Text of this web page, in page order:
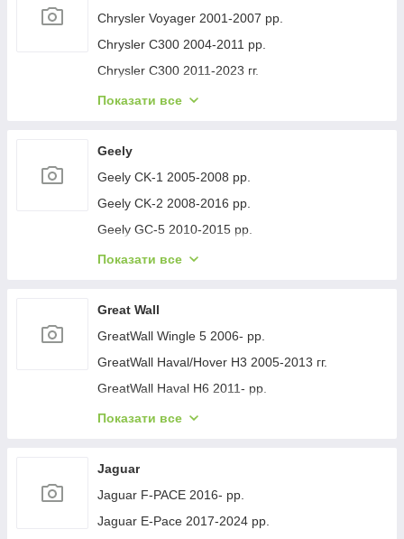
Buick Enclave 2007-2012 рр.
Chrysler Voyager 2001-2007 рр.
Chrysler C300 2004-2011 рр.
Chrysler C300 2011-2023 гг.
Chrysler Voyager 1996-2001 рр.
Chrysler 200 II 2014-2017 рр.
Показати все
Geely
Geely CK-1 2005-2008 рр.
Geely CK-2 2008-2016 рр.
Geely GC-5 2010-2015 рр.
Geely GC-6 2014-2020 рр.
Geely Emgrand EC7 2009- рр.
Geely Emgrand X7 2011- рр.
Geely LC Cross 2008-2016 гг.
Geely MK 2006-2014 рр.
Geely MK Cross 2010-2016 рр.
Показати все
Great Wall
GreatWall Wingle 5 2006- рр.
GreatWall Haval/Hover H3 2005-2013 гг.
GreatWall Haval H6 2011- рр.
GreatWall Haval F7 2018-2024 рр.
Показати все
Jaguar
Jaguar F-PACE 2016- рр.
Jaguar E-Pace 2017-2024 рр.